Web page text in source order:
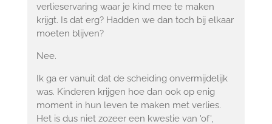
verlieservaring waar je kind mee te maken
krijgt. Is dat erg? Hadden we dan toch bij elkaar
moeten blijven?
Nee.
Ik ga er vanuit dat de scheiding onvermijdelijk
was. Kinderen krijgen hoe dan ook op enig
moment in hun leven te maken met verlies.
Het is dus niet zozeer een kwestie van 'of',